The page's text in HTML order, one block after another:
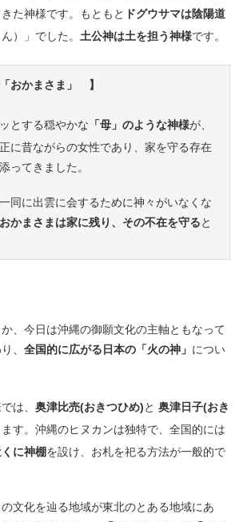
た神様です。もともと ドグウサマは陰陽道
）」でした。土公神は土を担う神様です。
おかまさま」 】
とする穏やかな 「母」のような神様が、
に昔ながらの女性であり、家を守る存在
ってきました。
同に出雲に会するために神々がいなくな
おかまさまは家に残り、その不在を守ると
、今日は沖縄の御願文化の主軸ともなって
、全国的に広がる日本の「火の神」 につい
は、奥津比売(おきつひめ)と奥津日子(おき
す。沖縄のヒヌカンは独特で、全国的には
に神棚を設け、お札を祀る方法が一般的で
文化を辿る地域が東北のとある地域にあ